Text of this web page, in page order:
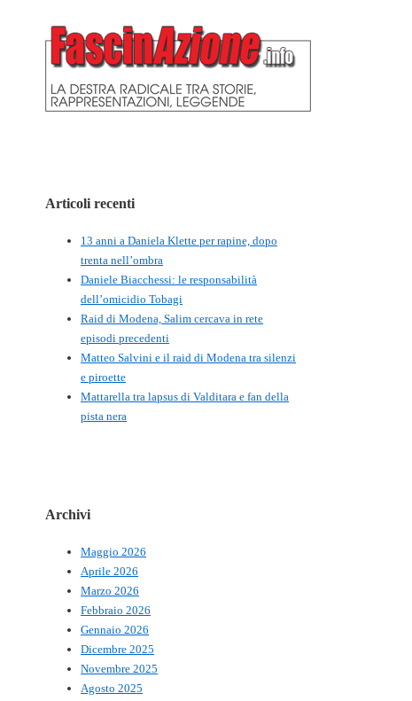
Articoli recenti
13 anni a Daniela Klette per rapine, dopo
trenta nell’ombra
Daniele Biacchessi: le responsabilità
dell’omicidio Tobagi
Raid di Modena, Salim cercava in rete
episodi precedenti
Matteo Salvini e il raid di Modena tra silenzi
e piroette
Mattarella tra lapsus di Valditara e fan della
pista nera
Archivi
Maggio 2026
Aprile 2026
Marzo 2026
Febbraio 2026
Gennaio 2026
Dicembre 2025
Novembre 2025
Agosto 2025